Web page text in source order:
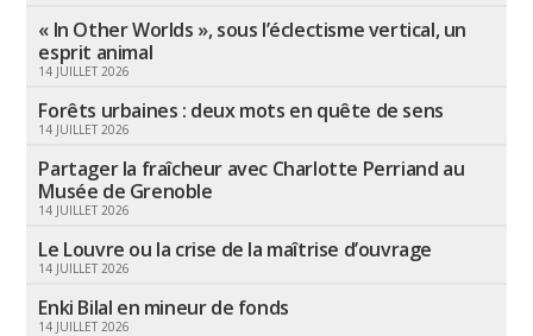
« In Other Worlds », sous l’éclectisme vertical, un
esprit animal
14 JUILLET 2026
Forêts urbaines : deux mots en quête de sens
14 JUILLET 2026
Partager la fraîcheur avec Charlotte Perriand au
Musée de Grenoble
14 JUILLET 2026
Le Louvre ou la crise de la maîtrise d’ouvrage
14 JUILLET 2026
Enki Bilal en mineur de fonds
14 JUILLET 2026